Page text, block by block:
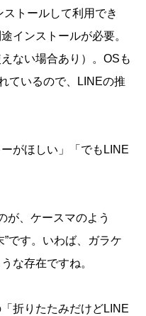
トールして利用でき
インストールが必要。
ない場合あり）。OSも
ているので、LINEの推
がほしい」「でもLINE
が、ケースマのよう
です。いわば、ガラケ
な存在ですね。
折りたたみだけどLINE